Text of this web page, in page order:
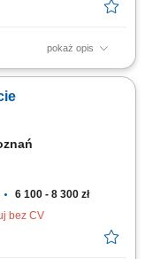
pokaż opis
strategii
potrzeb klientów;
planowanie
6 100 - 8 300 zł
bez CV